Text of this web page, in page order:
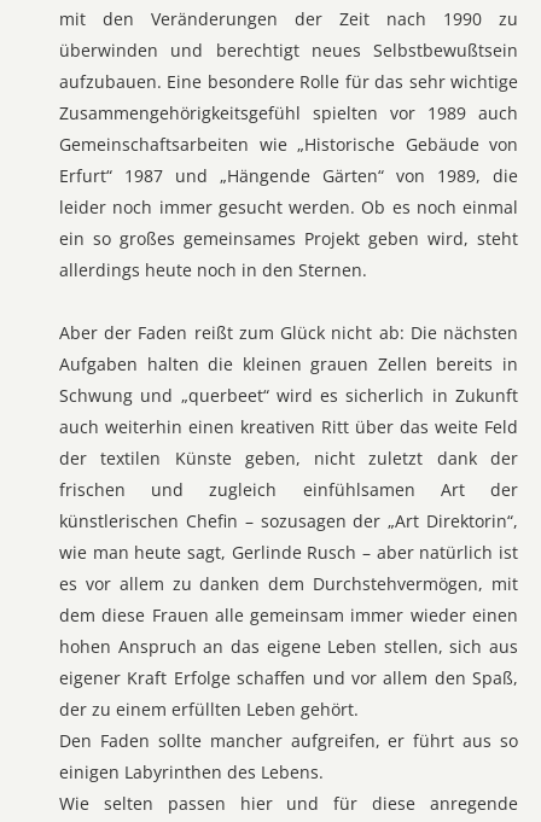
mit den Veränderungen der Zeit nach 1990 zu
überwinden und berechtigt neues Selbstbewußtsein
aufzubauen. Eine besondere Rolle für das sehr wichtige
Zusammengehörigkeitsgefühl spielten vor 1989 auch
Gemeinschaftsarbeiten wie „Historische Gebäude von
Erfurt“ 1987 und „Hängende Gärten“ von 1989, die
leider noch immer gesucht werden. Ob es noch einmal
ein so großes gemeinsames Projekt geben wird, steht
allerdings heute noch in den Sternen.
Aber der Faden reißt zum Glück nicht ab: Die nächsten
Aufgaben halten die kleinen grauen Zellen bereits in
Schwung und „querbeet“ wird es sicherlich in Zukunft
auch weiterhin einen kreativen Ritt über das weite Feld
der textilen Künste geben, nicht zuletzt dank der
frischen und zugleich einfühlsamen Art der
künstlerischen Chefin – sozusagen der „Art Direktorin“,
wie man heute sagt, Gerlinde Rusch – aber natürlich ist
es vor allem zu danken dem Durchstehvermögen, mit
dem diese Frauen alle gemeinsam immer wieder einen
hohen Anspruch an das eigene Leben stellen, sich aus
eigener Kraft Erfolge schaffen und vor allem den Spaß,
der zu einem erfüllten Leben gehört.
Den Faden sollte mancher aufgreifen, er führt aus so
einigen Labyrinthen des Lebens.
Wie selten passen hier und für diese anregende